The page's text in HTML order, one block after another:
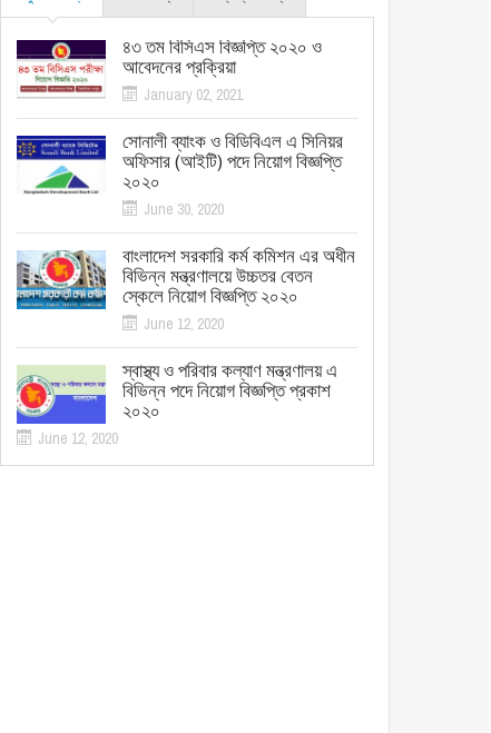
৪৩ তম বিসিএস বিজ্ঞপ্তি ২০২০ ও
আবেদনের প্রক্রিয়া
January 02, 2021
সোনালী ব্যাংক ও বিডিবিএল এ সিনিয়র
অফিসার (আইটি) পদে নিয়োগ বিজ্ঞপ্তি
২০২০
June 30, 2020
বাংলাদেশ সরকারি কর্ম কমিশন এর অধীন
বিভিন্ন মন্ত্রণালয়ে উচ্চতর বেতন
স্কেলে নিয়োগ বিজ্ঞপ্তি ২০২০
June 12, 2020
স্বাস্থ্য ও পরিবার কল্যাণ মন্ত্রণালয় এ
বিভিন্ন পদে নিয়োগ বিজ্ঞপ্তি প্রকাশ
২০২০
June 12, 2020